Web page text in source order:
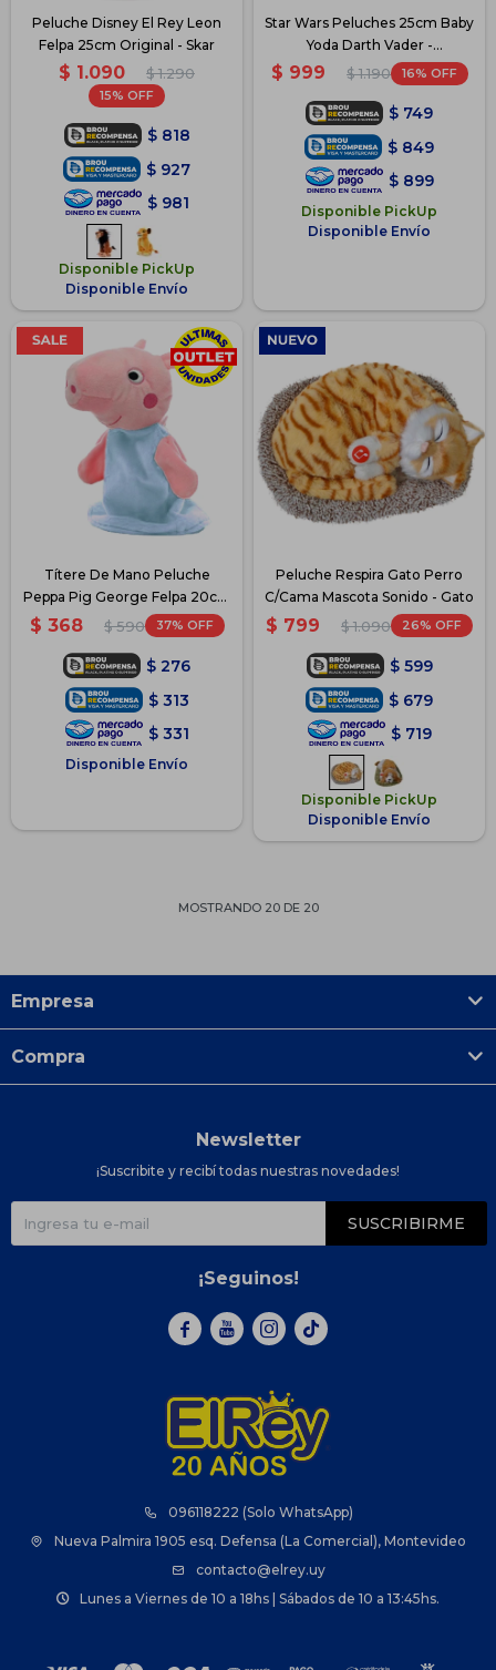
Peluche Disney El Rey Leon
Felpa 25cm Original - Skar
$ 1.090 $ 1.290
15
$ 818
$ 927
$ 981
Disponible PickUp
Disponible Envío
Star Wars Peluches 25cm Baby
Yoda Darth Vader -
Mandalorian
$ 999 $ 1.190 16
$ 749
$ 849
$ 899
Disponible PickUp
Disponible Envío
Títere De Mano Peluche
Peppa Pig George Felpa 20cm
- George
$ 368 $ 590 37
$ 276
$ 313
$ 331
Disponible Envío
Peluche Respira Gato Perro
C/Cama Mascota Sonido - Gato
$ 799 $ 1.090 26
$ 599
$ 679
$ 719
Disponible PickUp
Disponible Envío
MOSTRANDO 20DE 20
096118222 (Solo WhatsApp)
Nueva Palmira 1905 esq. Defensa (La Comercial), Montevideo
contacto@elrey.uy
Lunes a Viernes de 10 a 18hs | Sábados de 10 a 13:45hs.
Empresa
Compra
Newsletter
¡Suscribite y recibí todas nuestras novedades!
SUSCRIBIRME
¡Seguinos!
  